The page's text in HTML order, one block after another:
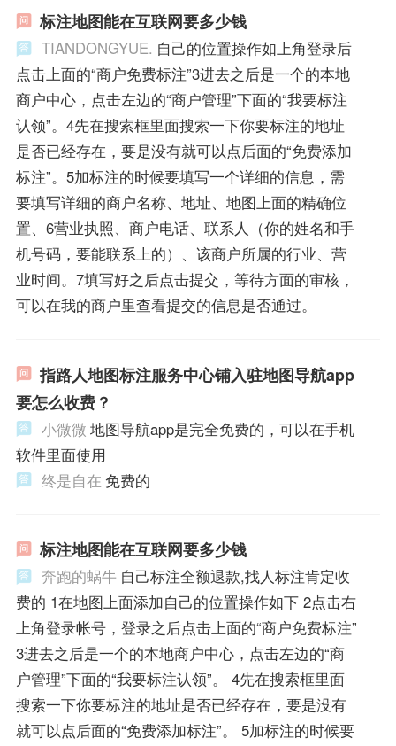
标注地图能在互联网要多少钱
TIANDONGYUE. 自己的位置操作如上角登录后
点击上面的“商户免费标注”3进去之后是一个的本地
商户中心，点击左边的“商户管理”下面的“我要标注
认领”。4先在搜索框里面搜索一下你要标注的地址
是否已经存在，要是没有就可以点后面的“免费添加
标注”。5加标注的时候要填写一个详细的信息，需
要填写详细的商户名称、地址、地图上面的精确位
置、6营业执照、商户电话、联系人（你的姓名和手
机号码，要能联系上的）、该商户所属的行业、营
业时间。7填写好之后点击提交，等待方面的审核，
可以在我的商户里查看提交的信息是否通过。
指路人地图标注服务中心铺入驻地图导航app
要怎么收费？
小微微 地图导航app是完全免费的，可以在手机
软件里面使用
终是自在 免费的
标注地图能在互联网要多少钱
奔跑的蜗牛 自己标注全额退款,找人标注肯定收
费的 1在地图上面添加自己的位置操作如下 2点击右
上角登录帐号，登录之后点击上面的“商户免费标注”
3进去之后是一个的本地商户中心，点击左边的“商
户管理”下面的“我要标注认领”。 4先在搜索框里面
搜索一下你要标注的地址是否已经存在，要是没有
就可以点后面的“免费添加标注”。 5加标注的时候要